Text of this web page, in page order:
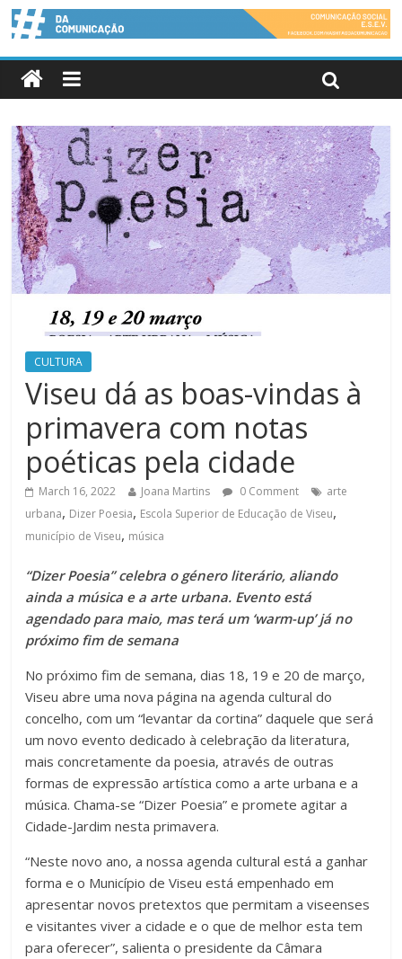
CULTURA
Viseu dá as boas-vindas à
primavera com notas
poéticas pela cidade
March 16, 2022 Joana Martins 0 Comment
arte
urbana, Dizer Poesia, Escola Superior de Educação de Viseu,
município de Viseu, música
“Dizer Poesia” celebra o género literário, aliando
ainda a música e a arte urbana. Evento está
agendado para maio, mas terá um ‘warm-up’ já no
próximo ­fim de semana
No próximo ­fim de semana, dias 18, 19 e 20 de março,
Viseu abre uma nova página na agenda cultural do
concelho, com um “levantar da cortina” daquele que será
um novo evento dedicado à celebração da literatura,
mais concretamente da poesia, através de outras
formas de expressão artística como a arte urbana e a
música. Chama-se “Dizer Poesia” e promete agitar a
Cidade-Jardim nesta primavera.
“Neste novo ano, a nossa agenda cultural está a ganhar
forma e o Município de Viseu está empenhado em
apresentar novos pretextos que permitam a viseenses
e visitantes viver a cidade e o que de melhor esta tem
para oferecer”, salienta o presidente da Câmara